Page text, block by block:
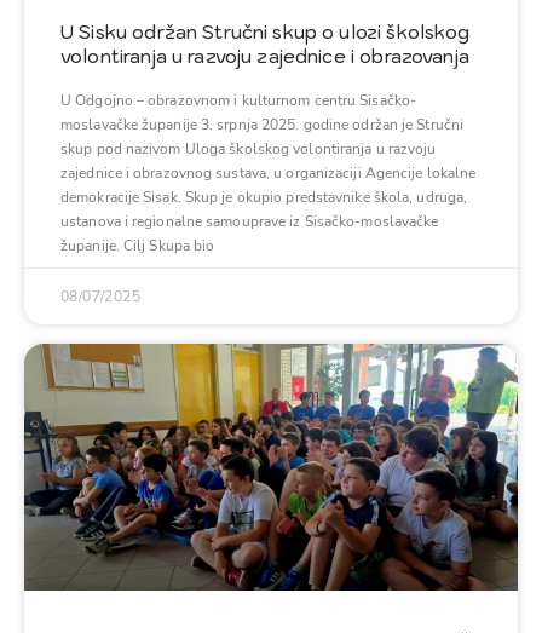
U Sisku održan Stručni skup o ulozi školskog
volontiranja u razvoju zajednice i obrazovanja
U Odgojno – obrazovnom i kulturnom centru Sisačko-
moslavačke županije 3. srpnja 2025. godine održan je Stručni
skup pod nazivom Uloga školskog volontiranja u razvoju
zajednice i obrazovnog sustava, u organizaciji Agencije lokalne
demokracije Sisak. Skup je okupio predstavnike škola, udruga,
ustanova i regionalne samouprave iz Sisačko-moslavačke
županije. Cilj Skupa bio
08/07/2025